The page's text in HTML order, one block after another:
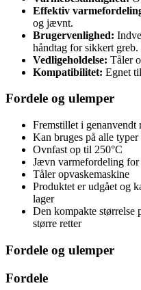
Effektiv
og jævnt.
Brugervenlighed:
håndtag for sikkert greb.
Vedligeholdelse: Tåler
Kompatibilitet: Egnet
Fordele og ulemper
Fremstillet i genanvendt
Kan bruges på alle
Ovnfast op til 250°C
Jævn varmefordeling
Tåler opvaskemaskine
Produktet er udgået og
lager
Den kompakte størrelse
større retter
Fordele og ulemper
Fordele